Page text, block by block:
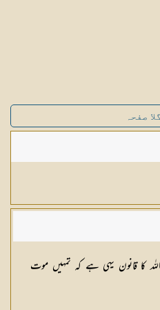
صفحہ
کا قانون یہی ہے کہ تمہیں موت